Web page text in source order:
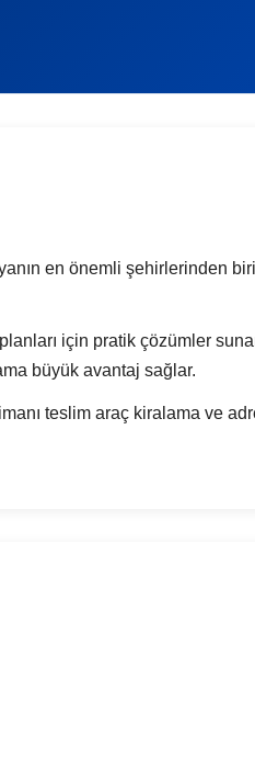
en önemli şehirlerinden
için pratik çözümler
büyük avantaj sağlar.
teslim araç kiralama ve